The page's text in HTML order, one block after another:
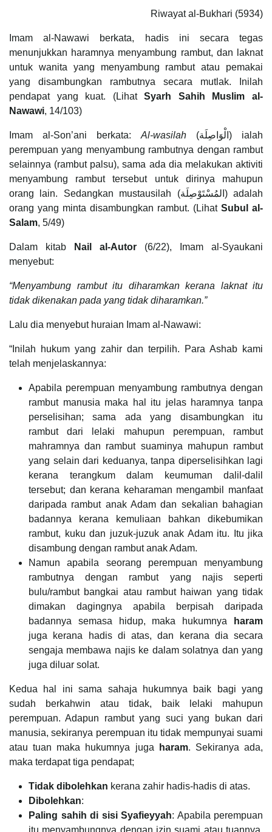
Riwayat al-Bukhari (5934)
Imam al-Nawawi berkata, hadis ini secara tegas
menunjukkan haramnya menyambung rambut, dan laknat
untuk wanita yang menyambung rambut atau pemakai
yang disambungkan rambutnya secara mutlak. Inilah
pendapat yang kuat. (LihatSyarh Sahih Muslim al-
Nawawi, 14/103)
Imam al-Son’ani berkata: Al-wasilah (الْوَاصِلَة) ialah
perempuan yang menyambung rambutnya dengan rambut
selainnya (rambut palsu), sama ada dia melakukan aktiviti
menyambung rambut tersebut untuk dirinya mahupun
orang lain. Sedangkan mustausilah (المُسْتَوْصِلَة) adalah
orang yang minta disambungkan rambut. (Lihat Subul al-
Salam, 5/49)
Dalam kitab Nail al-Autor (6/22), Imam al-Syaukani
menyebut:
“Menyambung rambut itu diharamkan kerana laknat itu
tidak dikenakan pada yang tidak diharamkan.”
Lalu dia menyebut huraian Imam al-Nawawi:
“Inilah hukum yang zahir dan terpilih. Para Ashab kami
telah menjelaskannya:
Apabila perempuan menyambung rambutnya dengan
rambut manusia maka hal itu jelas haramnya tanpa
perselisihan; sama ada yang disambungkan itu
rambut dari lelaki mahupun perempuan, rambut
mahramnya dan rambut suaminya mahupun rambut
yang selain dari keduanya, tanpa diperselisihkan lagi
kerana terangkum dalam keumuman dalil-dalil
tersebut; dan kerana keharaman mengambil manfaat
daripada rambut anak Adam dan sekalian bahagian
badannya kerana kemuliaan bahkan dikebumikan
rambut, kuku dan juzuk-juzuk anak Adam itu. Itu jika
disambung dengan rambut anak Adam.
Namun apabila seorang perempuan menyambung
rambutnya dengan rambut yang najis seperti
bulu/rambut bangkai atau rambut haiwan yang tidak
dimakan dagingnya apabila berpisah daripada
badannya semasa hidup, maka hukumnya
haram
juga kerana hadis di atas, dan kerana dia secara
sengaja membawa najis ke dalam solatnya dan yang
juga diluar solat.
Kedua hal ini sama sahaja hukumnya baik bagi yang
sudah berkahwin atau tidak, baik lelaki mahupun
perempuan. Adapun rambut yang suci yang bukan dari
manusia, sekiranya perempuan itu tidak mempunyai suami
atau tuan maka hukumnya juga haram. Sekiranya ada,
maka terdapat tiga pendapat;
Tidak dibolehkan kerana zahir hadis-hadis di atas.
Dibolehkan:
Paling sahih di sisi Syafieyyah: Apabila perempuan